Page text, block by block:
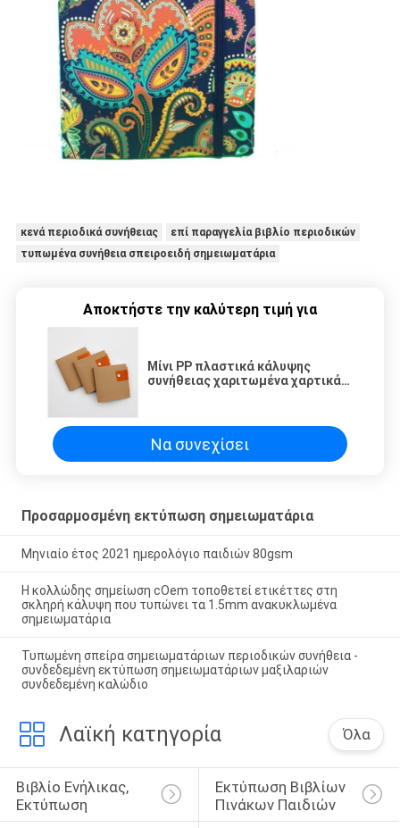
κενά περιοδικά συνήθειας
επί παραγγελία βιβλίο περιοδικών
τυπωμένα συνήθεια σπειροειδή σημειωματάρια
Αποκτήστε την καλύτερη τιμή για
Μίνι PP πλαστικά κάλυψης
συνήθειας χαριτωμένα χαρτικά
Να συνεχίσει
Προσαρμοσμένη εκτύπωση σημειωματάρια
Μηνιαίο έτος 2021 ημερολόγιο παιδιών 80gsm
Η κολλώδης σημείωση cOem τοποθετεί ετικέττες στη
σκληρή κάλυψη που τυπώνει τα 1.5mm ανακυκλωμένα
σημειωματάρια
Τυπωμένη σπείρα σημειωματάριων περιοδικών συνήθεια -
συνδεδεμένη εκτύπωση σημειωματάριων μαξιλαριών
συνδεδεμένη καλώδιο
Λαϊκή κατηγορία Όλα
Βιβλίο Ενήλικας,
Εκτύπωση
Εκτύπωση Βιβλίων
Πινάκων Παιδιών